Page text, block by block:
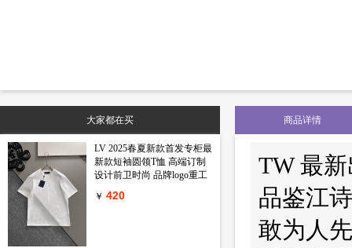
大家都在买
LV 2025春夏新款首发专柜最
新款短袖圆领T恤 高端订制
设计前卫时尚 品牌logo重工
面料.手感柔软.穿着舒适.专
￥ 420
商品详情
TW 最新
品鉴江
敢为人